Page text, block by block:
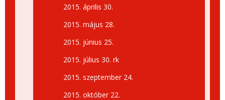
2015. április 30.
2015. május 28.
2015. június 25.
2015. július 30. rk
2015. szeptember 24.
2015. október 22.